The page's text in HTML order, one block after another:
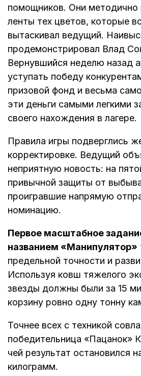
помощников. Они методично
ленты тех цветов, которые
вытаскивал ведущий.
продемонстрировал Влад
Вернувшийся неделю назад
уступать победу
призовой фонд и весьма
эти деньги самыми легкими
своего нахождения в лагере.
Правила игры подверглись
корректировке. Ведущий
неприятную новость: на
привычной защиты от
проигравшие напрямую
номинацию.
Первое масштабное
названием «Манипулятор»
предельной точности и
Используя ковш тяжелого
звезды должны были за 15
корзину ровно одну тонну
Точнее всех с техникой
победительница «Пацанок»
чей результат остановился
килограмм.